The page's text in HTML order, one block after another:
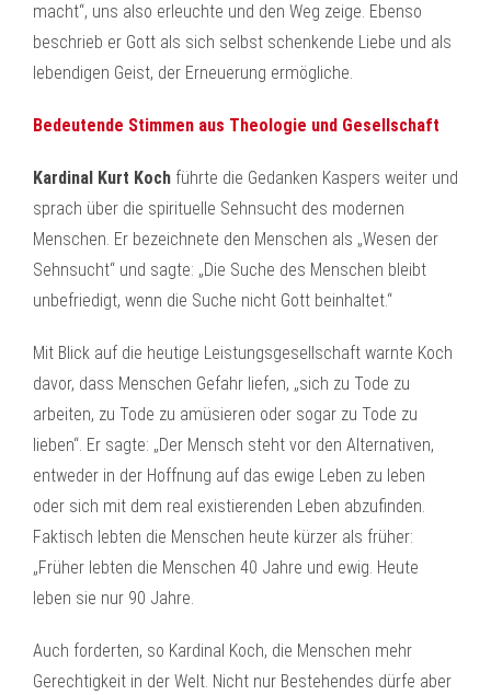
macht“, uns also erleuchte und den Weg zeige. Ebenso
beschrieb er Gott als sich selbst schenkende Liebe und als
lebendigen Geist, der Erneuerung ermögliche.
Bedeutende Stimmen aus Theologie und Gesellschaft
Kardinal Kurt Koch führte die Gedanken Kaspers weiter und
sprach über die spirituelle Sehnsucht des modernen
Menschen. Er bezeichnete den Menschen als „Wesen der
Sehnsucht“ und sagte: „Die Suche des Menschen bleibt
unbefriedigt, wenn die Suche nicht Gott beinhaltet.“
Mit Blick auf die heutige Leistungsgesellschaft warnte Koch
davor, dass Menschen Gefahr liefen, „sich zu Tode zu
arbeiten, zu Tode zu amüsieren oder sogar zu Tode zu
lieben“. Er sagte: „Der Mensch steht vor den Alternativen,
entweder in der Hoffnung auf das ewige Leben zu leben
oder sich mit dem real existierenden Leben abzufinden.
Faktisch lebten die Menschen heute kürzer als früher:
„Früher lebten die Menschen 40 Jahre und ewig. Heute
leben sie nur 90 Jahre.
Auch forderten, so Kardinal Koch, die Menschen mehr
Gerechtigkeit in der Welt. Nicht nur Bestehendes dürfe aber